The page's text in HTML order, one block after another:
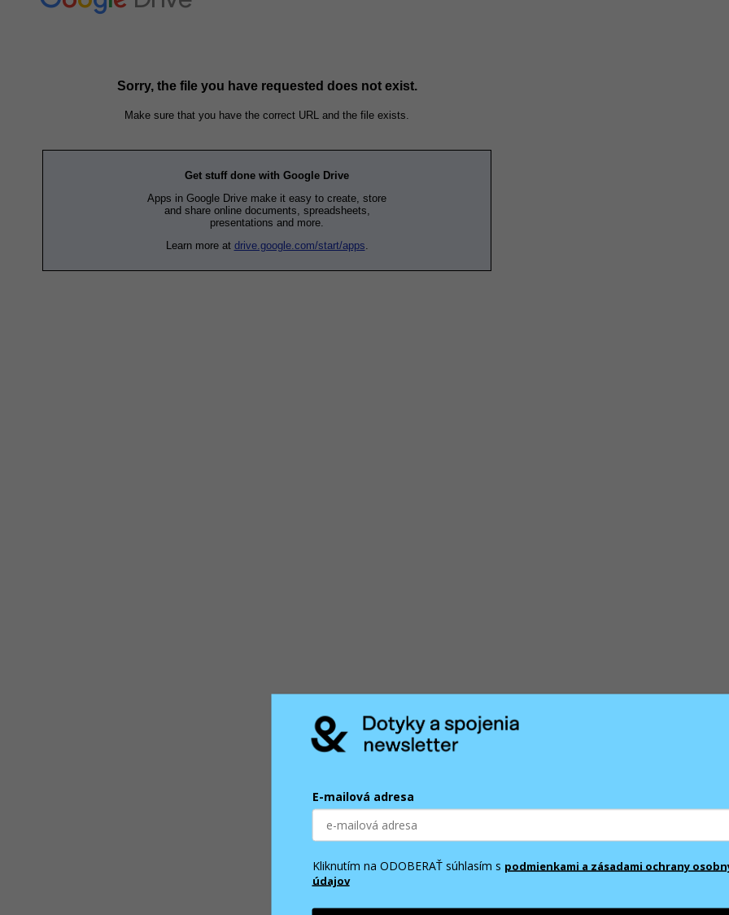
E-mailová adresa
Kliknutím na ODOBERAŤ súhlasím s podmienkami a zásadami ochrany
údajov